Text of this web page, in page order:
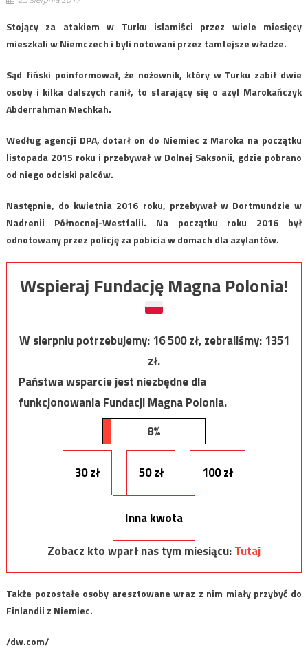
Stojący za atakiem w Turku islamiści przez wiele miesięcy
mieszkali w Niemczech i byli notowani przez tamtejsze władze.
Sąd fiński poinformował, że nożownik, który w Turku zabił dwie
osoby i kilka dalszych ranił, to starający się o azyl Marokańczyk
Abderrahman Mechkah.
Według agencji DPA, dotarł on do Niemiec z Maroka na początku
listopada 2015 roku i przebywał w Dolnej Saksonii, gdzie pobrano
od niego odciski palców.
Następnie, do kwietnia 2016 roku, przebywał w Dortmundzie w
Nadrenii Północnej-Westfalii. Na początku roku 2016 był
odnotowany przez policję za pobicia w domach dla azylantów.
Wspieraj Fundację Magna Polonia!
W sierpniu potrzebujemy:16 500zł, zebraliśmy:1351
zł.
Państwa wsparcie jest niezbędne dla
funkcjonowania Fundacji Magna Polonia.
8%
30 zł 50 zł 100 zł
Inna kwota
Zobacz kto wparł nas tym miesiącu:Tutaj
Także pozostałe osoby aresztowane wraz z nim miały przybyć do
Finlandii z Niemiec.
/dw.com/